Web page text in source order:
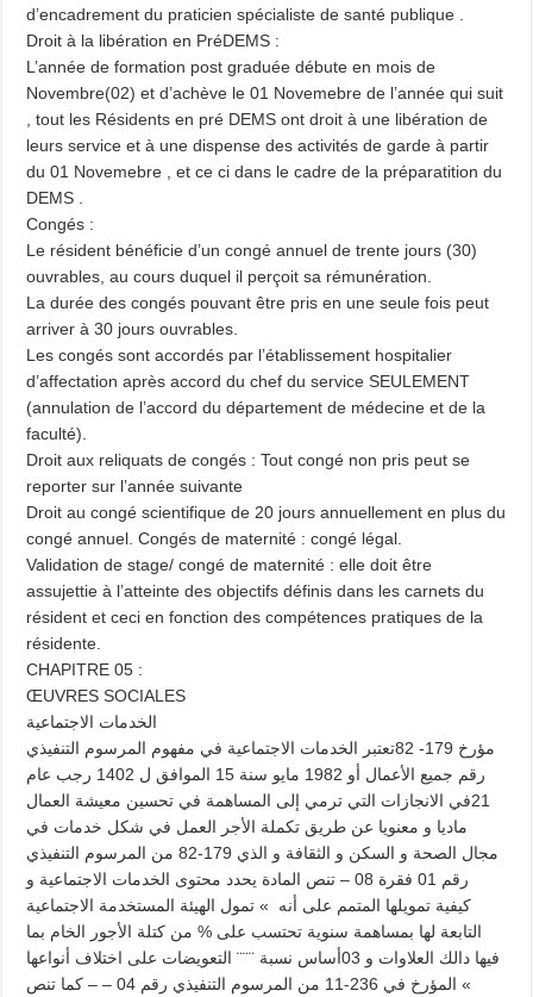
d’encadrement du praticien spécialiste de santé publique .
Droit à la libération en PréDEMS :
L’année de formation post graduée débute en mois de
Novembre(02) et d’achève le 01 Novemebre de l’année qui suit
, tout les Résidents en pré DEMS ont droit à une libération de
leurs service et à une dispense des activités de garde à partir
du 01 Novemebre , et ce ci dans le cadre de la préparatition du
DEMS .
Congés :
Le résident bénéficie d’un congé annuel de trente jours (30)
ouvrables, au cours duquel il perçoit sa rémunération.
La durée des congés pouvant être pris en une seule fois peut
arriver à 30 jours ouvrables.
Les congés sont accordés par l’établissement hospitalier
d’affectation après accord du chef du service SEULEMENT
(annulation de l’accord du département de médecine et de la
faculté).
Droit aux reliquats de congés : Tout congé non pris peut se
reporter sur l’année suivante
Droit au congé scientifique de 20 jours annuellement en plus du
congé annuel. Congés de maternité : congé légal.
Validation de stage/ congé de maternité : elle doit être
assujettie à l’atteinte des objectifs définis dans les carnets du
résident et ceci en fonction des compétences pratiques de la
résidente.
CHAPITRE 05 :
ŒUVRES SOCIALES
الخدمات الاجتماعية
مؤرخ 179- 82تعتبر الخدمات الاجتماعية في مفهوم المرسوم التنفيذي
رقم جميع الأعمال أو 1982 مايو سنة 15 الموافق ل 1402 رجب عام
21في الانجازات التي ترمي إلى المساهمة في تحسين معيشة العمال
ماديا و معنويا عن طريق تكملة الأجر العمل في شكل خدمات في
مجال الصحة و السكن و الثقافة و الذي 179-82 من المرسوم التنفيذي
رقم 01 فقرة 08 – تنص المادة يحدد محتوى الخدمات الاجتماعية و
كيفية تمويلها المتمم على أنه » تمول الهيئة المستخدمة الاجتماعية
التابعة لها بمساهمة سنوية تحتسب على % من كتلة الأجور الخام بما
فيها دالك العلاوات و 03أساس نسبة ¨¨¨ التعويضات على اختلاف أنواعها
» المؤرخ في 236-11 من المرسوم التنفيذي رقم 04 – – كما تنص